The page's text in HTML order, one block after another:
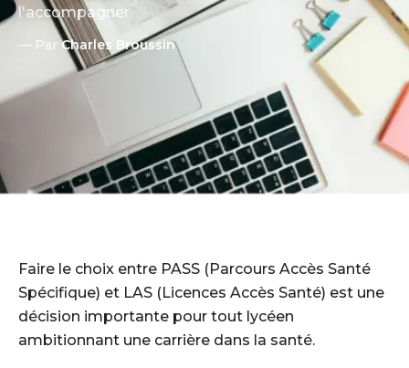
l'accompagner.
— ParCharles Broussin
Faire le choix entre PASS (Parcours Accès Santé
Spécifique) et LAS (Licences Accès Santé) est une
décision importante pour tout lycéen
ambitionnant une carrière dans la santé.